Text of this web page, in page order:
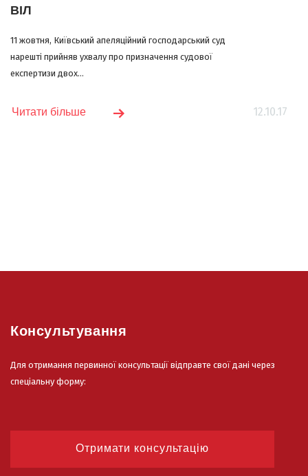
ВІЛ
11 жовтня, Київський апеляційний господарський суд
нарешті прийняв ухвалу про призначення судової
експертизи двох...
12.10.17
Читати більше
Консультування
Для отримання первинної консультації відправте свої дані через
спеціальну форму:
Отримати консультацію